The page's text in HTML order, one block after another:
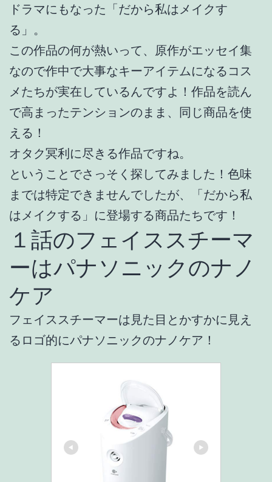
ドラマにもなった「だから私はメイクす
る」。
この作品の何が熱いって、原作がエッセイ集
なので作中で大事なキーアイテムになるコス
メたちが実在しているんですよ！作品を読ん
で高まったテンションのまま、同じ商品を使
える！
オタク冥利に尽きる作品ですね。
ということでさっそく探してみました！色味
までは特定できませんでしたが、「だから私
はメイクする」に登場する商品たちです！
１話のフェイススチーマ
ーはパナソニックのナノ
ケア
フェイススチーマーは見た目とかすかに見え
るロゴ的にパナソニックのナノケア！